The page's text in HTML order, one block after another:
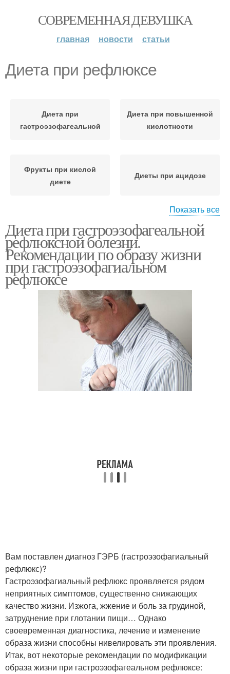
СОВРЕМЕННАЯ ДЕВУШКА
главная новости статьи
Диета при рефлюксе
Диета при
гастроэзофагеальной
Диета при повышенной
кислотности
Фрукты при кислой
диете
Диеты при ацидозе
рефлюкс
Диета при гастрите
Показать все
Диета при гастроэзофагеальной
рефлюксной болезни.
Рекомендации по образу жизни
при гастроэзофагиальном
рефлюксе
Вам поставлен диагноз ГЭРБ (гастроэзофагиальный
рефлюкс)?
Гастроэзофагиальный рефлюкс проявляется рядом
неприятных симптомов, существенно снижающих
качество жизни. Изжога, жжение и боль за грудиной,
затруднение при глотании пищи… Однако
своевременная диагностика, лечение и изменение
образа жизни способны нивелировать эти проявления.
Итак, вот некоторые рекомендации по модификации
образа жизни при гастроэзофагеальном рефлюксе: